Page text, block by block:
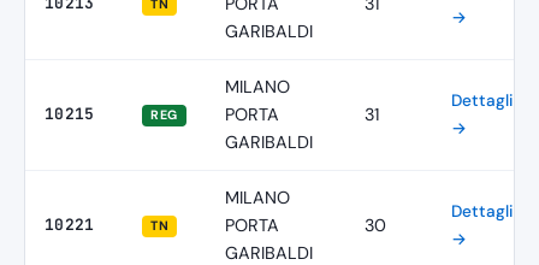
TN
GARIBALDI
→
10215 REG
MILANO
PORTA
GARIBALDI
31
Dettagli
→
10221 TN
MILANO
PORTA
GARIBALDI
30
Dettagli
→